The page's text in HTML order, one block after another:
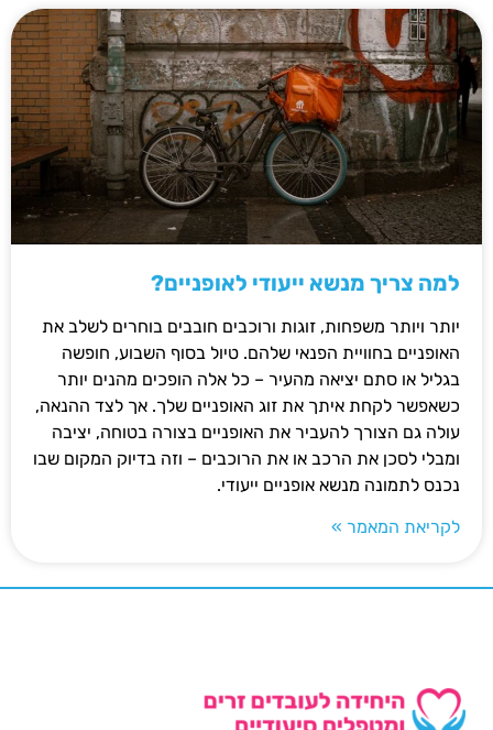
למה צריך מנשא ייעודי לאופניים?
יותר ויותר משפחות, זוגות ורוכבים חובבים בוחרים לשלב את
האופניים בחוויית הפנאי שלהם. טיול בסוף השבוע, חופשה
בגליל או סתם יציאה מהעיר – כל אלה הופכים מהנים יותר
כשאפשר לקחת איתך את זוג האופניים שלך. אך לצד ההנאה,
עולה גם הצורך להעביר את האופניים בצורה בטוחה, יציבה
ומבלי לסכן את הרכב או את הרוכבים – וזה בדיוק המקום שבו
נכנס לתמונה מנשא אופניים ייעודי.
לקריאת המאמר »